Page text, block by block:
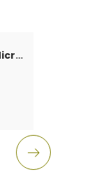
Takapyörän napa Ligier & Microcar 4×100